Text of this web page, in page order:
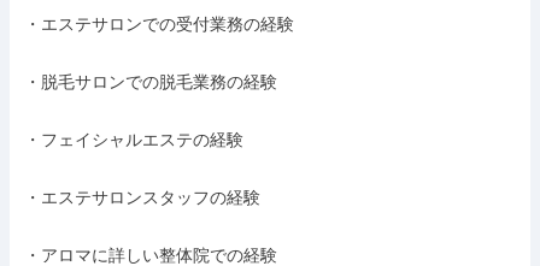
・エステサロンでの受付業務の経験
・脱毛サロンでの脱毛業務の経験
・フェイシャルエステの経験
・エステサロンスタッフの経験
・アロマに詳しい整体院での経験